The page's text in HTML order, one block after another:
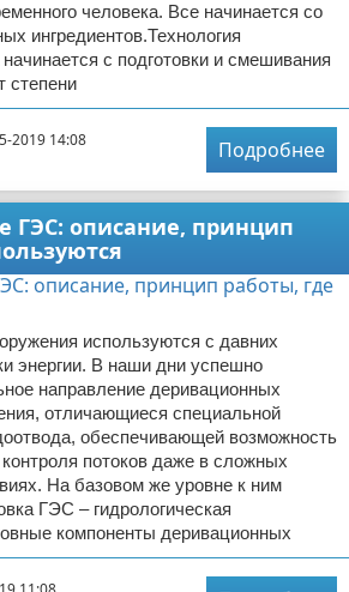
человека. Все начинается со
ингредиентов.Технология
с подготовки и смешивания
степени
2019 14:08
Подробнее
ГЭС: описание, принцип
используются с давних
энергии. В наши дни успешно
направление деривационных
отличающиеся специальной
обеспечивающей возможность
потоков даже в сложных
На базовом же уровне к ним
ГЭС – гидрологическая
компоненты деривационных